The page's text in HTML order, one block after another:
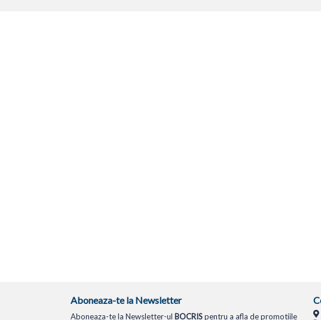
Aboneaza-te la Newsletter
Aboneaza-te la Newsletter-ul BOCRISpentru a afla de promotiile